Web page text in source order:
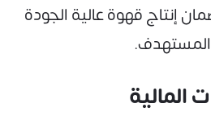
إنتاج قهوة عالية الجودة
المستهدف.
المالية